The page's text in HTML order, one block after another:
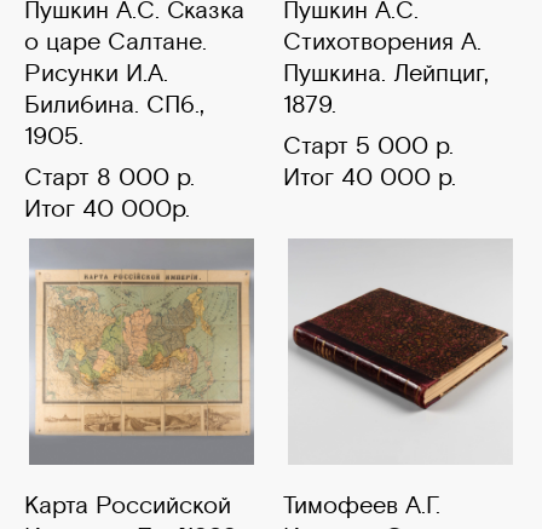
Пушкин А.С. Сказка
о царе Салтане.
Рисунки И.А.
Билибина. СПб.,
1905.
Старт 8 000 р.
Итог 40 000р.
Пушкин А.С.
Стихотворения А.
Пушкина. Лейпциг,
1879.
Старт 5 000 р.
Итог 40 000 р.
Карта Российской
Тимофеев А.Г.